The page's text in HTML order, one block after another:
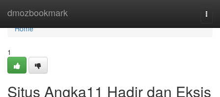
dmozbookmark
Home
Home
1
Situs Angka11 Hadir dan Eksis